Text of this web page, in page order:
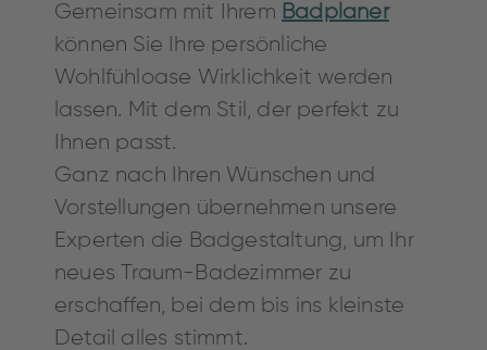
Gemeinsam mit Ihrem Badplaner
können Sie Ihre persönliche
Wohlfühloase Wirklichkeit werden
lassen. Mit dem Stil, der perfekt zu
Ihnen passt.
Ganz nach Ihren Wünschen und
Vorstellungen übernehmen unsere
Experten die Badgestaltung, um Ihr
neues Traum-Badezimmer zu
erschaffen, bei dem bis ins kleinste
Detail alles stimmt.